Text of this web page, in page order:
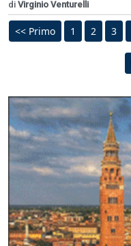
di Virginio Venturelli
<< Primo 1 2 3